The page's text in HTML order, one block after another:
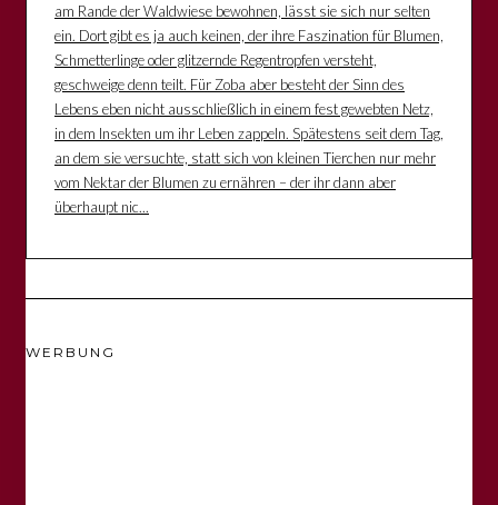
am Rande der Waldwiese bewohnen, lässt sie sich nur selten
ein. Dort gibt es ja auch keinen, der ihre Faszination für Blumen,
Schmetterlinge oder glitzernde Regentropfen versteht,
geschweige denn teilt. Für Zoba aber besteht der Sinn des
Lebens eben nicht ausschließlich in einem fest gewebten Netz,
in dem Insekten um ihr Leben zappeln. Spätestens seit dem Tag,
an dem sie versuchte, statt sich von kleinen Tierchen nur mehr
vom Nektar der Blumen zu ernähren – der ihr dann aber
überhaupt nic...
WERBUNG